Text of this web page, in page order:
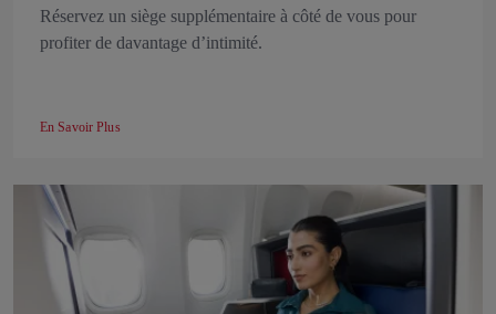
Réservez un siège supplémentaire à côté de vous pour
profiter de davantage d’intimité.
En Savoir Plus